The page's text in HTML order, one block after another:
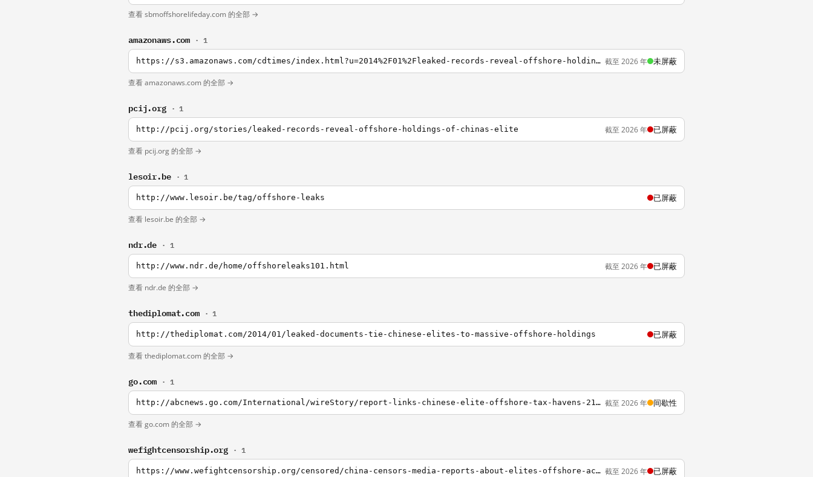
查看 sbmoffshorelifeday.com 的全部 →
amazonaws.com · 1
https://s3.amazonaws.com/cdtimes/index.html?u=2014%2F01%2Fleaked-records-reveal-offshore-holdings-chinas-elite 截至 2026 年 未屏蔽
查看 amazonaws.com 的全部 →
pcij.org · 1
http://pcij.org/stories/leaked-records-reveal-offshore-holdings-of-chinas-elite 截至 2026 年 已屏蔽
查看 pcij.org 的全部 →
lesoir.be · 1
http://www.lesoir.be/tag/offshore-leaks 已屏蔽
查看 lesoir.be 的全部 →
ndr.de · 1
http://www.ndr.de/home/offshoreleaks101.html 截至 2026 年 已屏蔽
查看 ndr.de 的全部 →
thediplomat.com · 1
http://thediplomat.com/2014/01/leaked-documents-tie-chinese-elites-to-massive-offshore-holdings 已屏蔽
查看 thediplomat.com 的全部 →
go.com · 1
http://abcnews.go.com/International/wireStory/report-links-chinese-elite-offshore-tax-havens-21618291 截至 2026 年 间歇性
查看 go.com 的全部 →
wefightcensorship.org · 1
https://www.wefightcensorship.org/censored/china-censors-media-reports-about-elites-offshore-accountshtml.html 截至 2026 年 已屏蔽